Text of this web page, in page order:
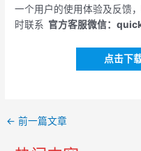
一个用户的使用体验及反馈
时联系 官方客服微信：
点击下
Post
← 前一篇文章